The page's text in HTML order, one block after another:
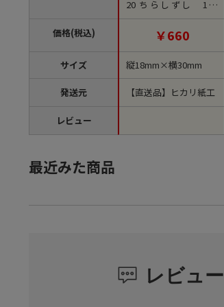
価格(税込)
サイズ
発送元
レビュー
20 ちらしずし 1袋
（ご注文単位1袋）
【直送品】￥660
縦18mm×横30mm
【直送品】ヒカリ紙工
最近みた商品
レビュー